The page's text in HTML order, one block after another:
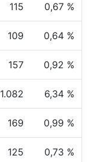
115 0,67 %
109 0,64 %
157 0,92 %
1.082 6,34 %
169 0,99 %
125 0,73 %